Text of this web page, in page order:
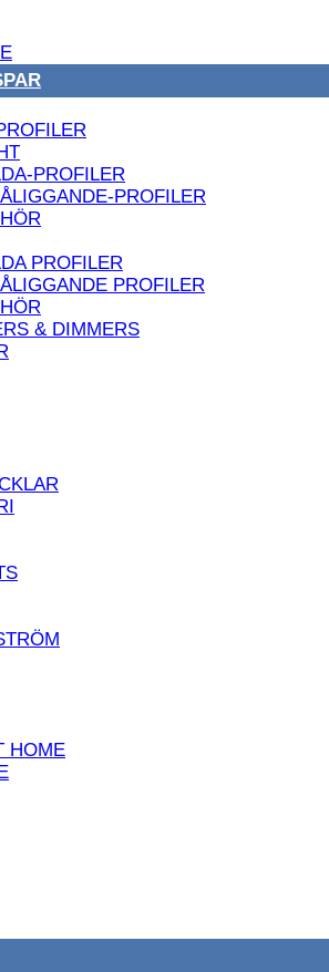
PROFILER
PROFILER
PROFILER
PROFILER
& DIMMERS
HOME